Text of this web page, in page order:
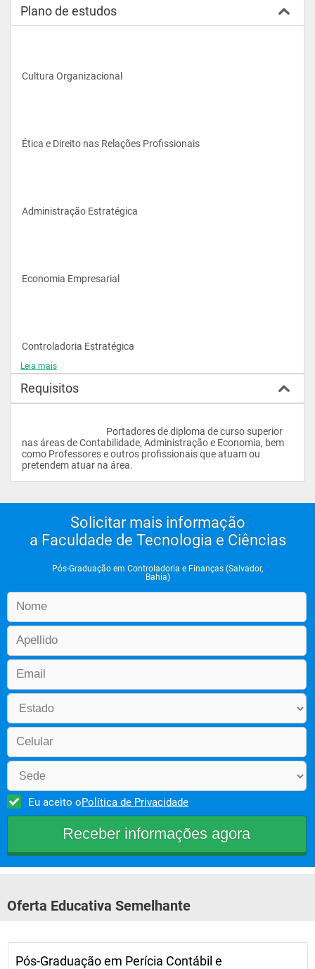
Plano de estudos
Cultura Organizacional
Ética e Direito nas Relações Profissionais
Administração Estratégica
Economia Empresarial
Controladoria Estratégica
Administração Financeira
Orçamento Empresarial
Metodologia da Pesquisa Científica
Leia mais
Requisitos
nas áreas de Contabilidade, Administração e Economia, bem
como Professores e outros profissionais que atuam ou
pretendem atuar na área.
Solicitar mais informação
a Faculdade de Tecnologia e Ciências
Pós-Graduação em Controladoria e Finanças (Salvador,
Bahia)
Eu aceito oPolítica de Privacidade
Oferta Educativa Semelhante
Pós-Graduação em Perícia Contábil e